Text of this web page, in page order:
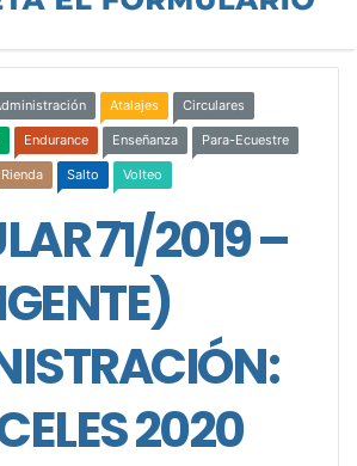
Atalajes Circulares
Endurance Enseñanza Para-Ecuestre
Rienda Salto Volteo
71/2019 –
2020